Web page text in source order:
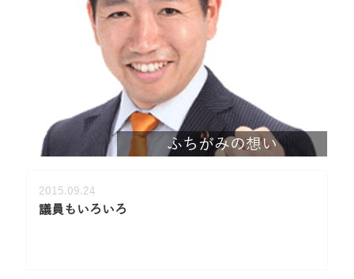
ふちがみの想い
2015.09.24
議員もいろいろ